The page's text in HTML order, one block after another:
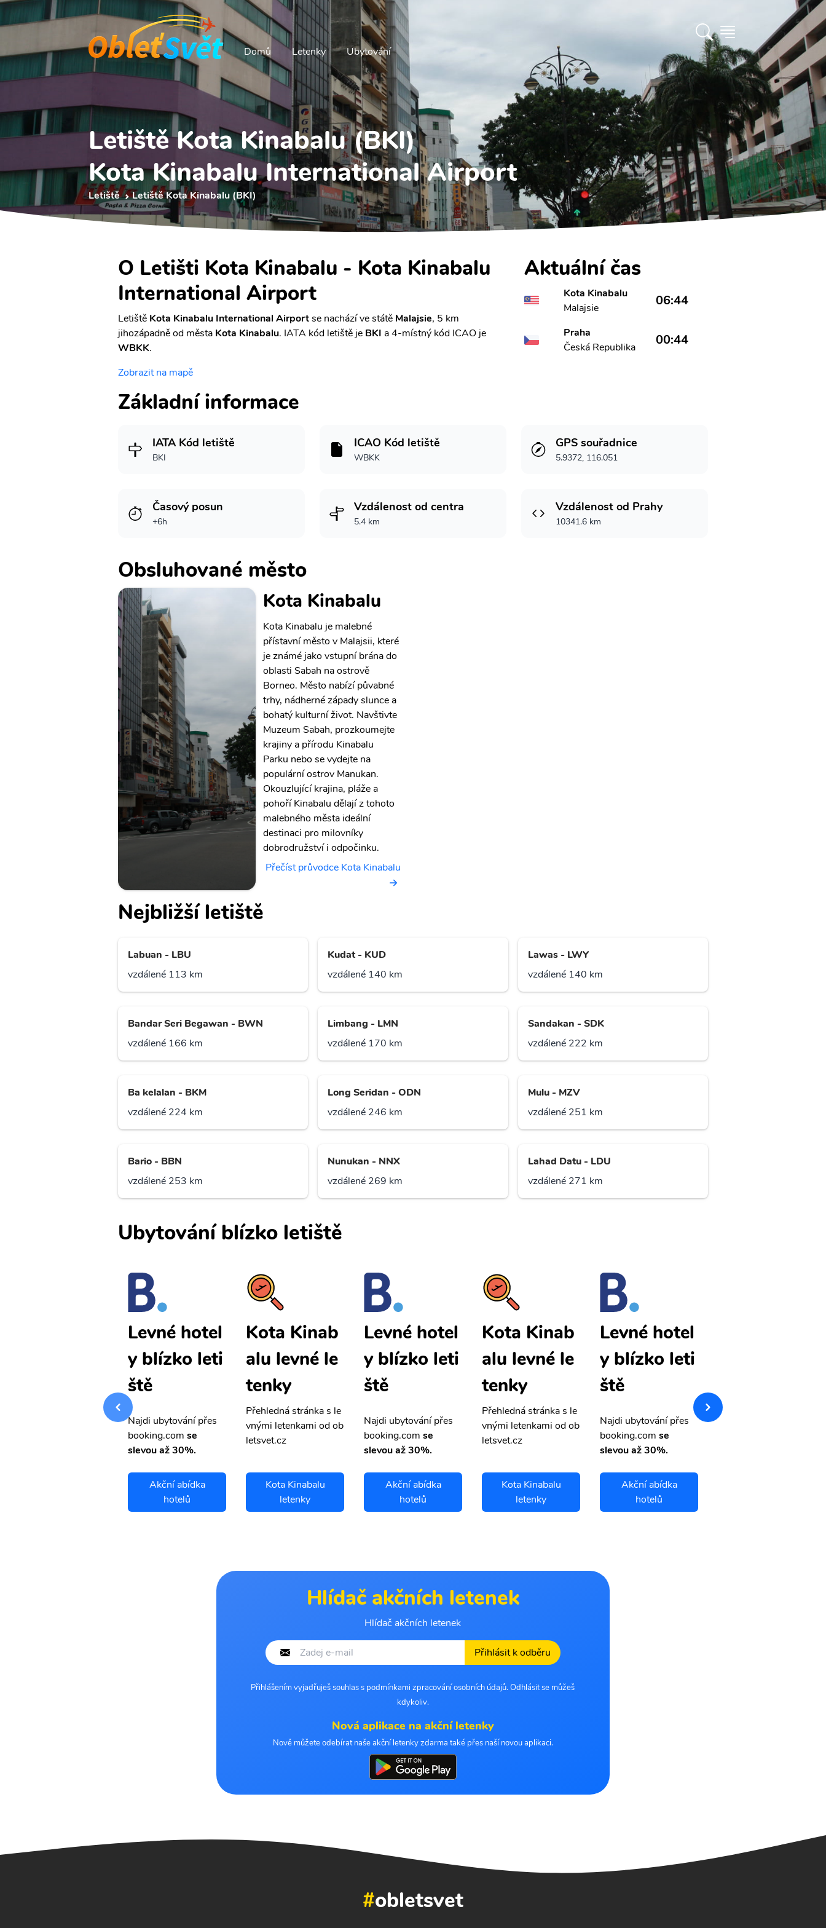
Domů Letenky Ubytování
Letiště Kota Kinabalu (BKI)
Kota Kinabalu International Airport
Letiště Letiště Kota Kinabalu (BKI)
O Letišti Kota Kinabalu - Kota Kinabalu
International Airport
Letiště Kota Kinabalu International Airportse nachází ve státě Malajsie, 5 km
jihozápadně od města Kota Kinabalu. IATA kód letiště je BKI a 4-místný kód ICAO je
WBKK.
Zobrazit na mapě
Aktuální čas
Kota Kinabalu
Malajsie
06:44
Praha
Česká Republika
00:44
Základní informace
IATA Kód letiště
BKI
ICAO Kód letiště
WBKK
GPS souřadnice
5.9372, 116.051
Časový posun
+6h
Vzdálenost od centra
5.4 km
Vzdálenost od Prahy
10341.6 km
Obsluhované město
Kota Kinabalu
Kota Kinabalu je malebné
přístavní město v Malajsii, které
je známé jako vstupní brána do
oblasti Sabah na ostrově
Borneo. Město nabízí půvabné
trhy, nádherné západy slunce a
bohatý kulturní život. Navštivte
Muzeum Sabah, prozkoumejte
krajiny a přírodu Kinabalu
Parku nebo se vydejte na
populární ostrov Manukan.
Okouzlující krajina, pláže a
pohoří Kinabalu dělají z tohoto
malebného města ideální
destinaci pro milovníky
dobrodružství i odpočinku.
Přečíst průvodce Kota Kinabalu
Nejbližší letiště
Labuan - LBU
vzdálené 113 km
Kudat - KUD
vzdálené 140 km
Lawas - LWY
vzdálené 140 km
Bandar Seri Begawan - BWN
vzdálené 166 km
Limbang - LMN
vzdálené 170 km
Sandakan - SDK
vzdálené 222 km
Ba kelalan - BKM
vzdálené 224 km
Long Seridan - ODN
vzdálené 246 km
Mulu - MZV
vzdálené 251 km
Bario - BBN
vzdálené 253 km
Nunukan - NNX
vzdálené 269 km
Lahad Datu - LDU
vzdálené 271 km
Ubytování blízko letiště
Přehledná stránka s le
Levné hotel
y blízko leti
ště
Najdi ubytování přes
booking.com se
slevou až 30%.
Akční abídka
hotelů
Kota Kinab
alu levné le
tenky
Přehledná stránka s le
vnými letenkami od ob
letsvet.cz
Kota Kinabalu
letenky
Levné hotel
y blízko leti
ště
Najdi ubytování přes
booking.com se
slevou až 30%.
Akční abídka
hotelů
Kota Kinab
alu levné le
tenky
Přehledná stránka s le
vnými letenkami od ob
letsvet.cz
Kota Kinabalu
letenky
Levné hotel
y blízko leti
ště
Najdi ubytování přes
booking.com se
slevou až 30%.
Akční abídka
hotelů
Přehledná stránka s le
Hlídač akčních letenek
Hlídač akčních letenek
Přihlásit k odběru
Přihlášením vyjadřuješ souhlas s podmínkami zpracování osobních údajů. Odhlásit se můžeš
kdykoliv.
Nová aplikace na akční letenky
Nově můžete odebírat naše akční letenky zdarma také přes naší novou aplikaci.
#obletsvet